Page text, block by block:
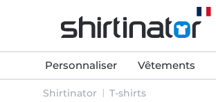
Personnaliser Vêtements
Shirtinator T-shirts